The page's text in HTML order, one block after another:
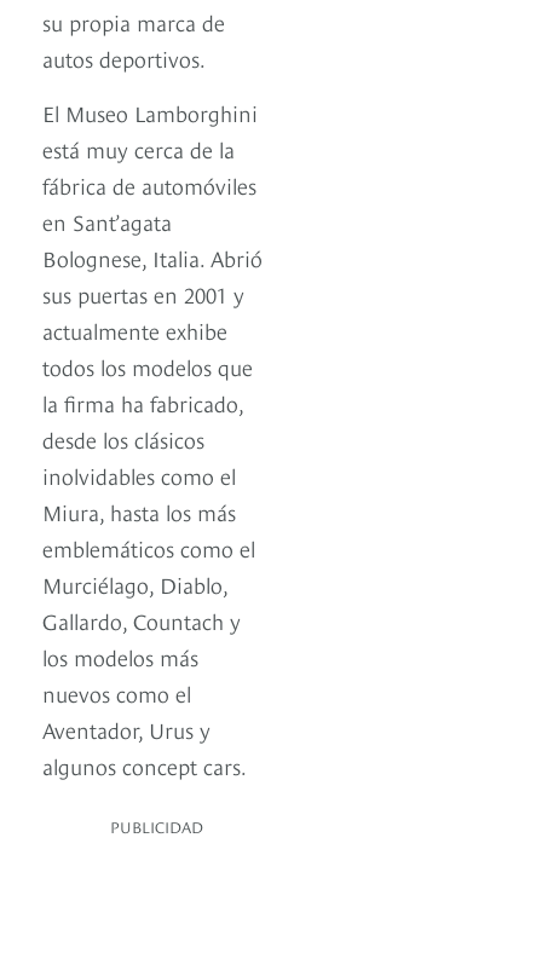
su propia marca de
autos deportivos.
El Museo Lamborghini
está muy cerca de la
fábrica de automóviles
en Sant’agata
Bolognese, Italia. Abrió
sus puertas en 2001 y
actualmente exhibe
todos los modelos que
la firma ha fabricado,
desde los clásicos
inolvidables como el
Miura, hasta los más
emblemáticos como el
Murciélago, Diablo,
Gallardo, Countach y
los modelos más
nuevos como el
Aventador, Urus y
algunos concept cars.
PUBLICIDAD